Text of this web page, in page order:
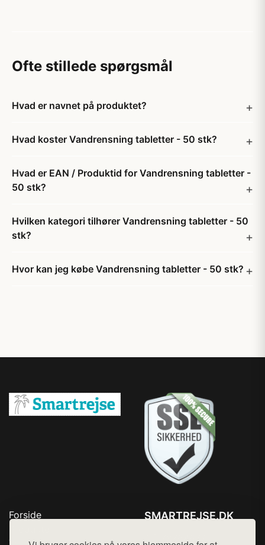
Ofte stillede spørgsmål
Hvad er navnet på produktet?
Hvad koster Vandrensning tabletter - 50 stk?
Hvad er EAN / Produktid for Vandrensning tabletter -
50 stk?
Hvilken kategori tilhører Vandrensning tabletter - 50
stk?
Hvor kan jeg købe Vandrensning tabletter - 50 stk?
Forside
SMARTREJSE.DK